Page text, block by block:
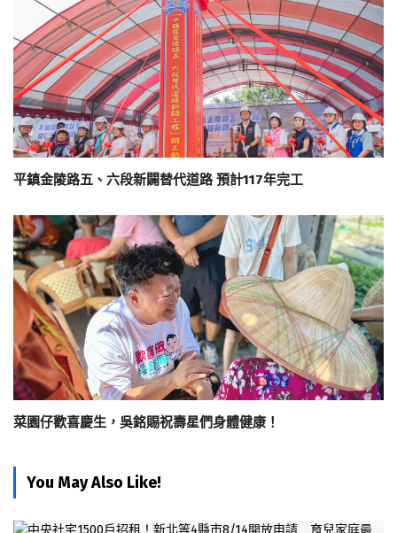
平鎮金陵路五、六段新闢替代道路 預計117年完工
菜園仔歡喜慶生，吳銘賜祝壽星們身體健康！
You May Also Like!